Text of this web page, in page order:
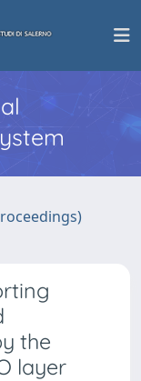
the
layer